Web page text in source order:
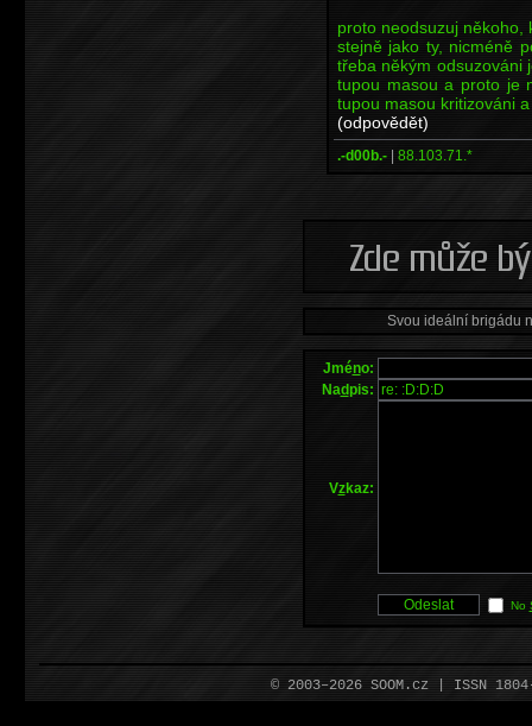
proto neodsuzuj někoho,
stejně jako ty, nicméně
třeba někým odsuzováni
tupou masou a proto je
tupou masou kritizováni
(odpovědět)
.-d00b.- | 88.103.71.*
Svou ideální brigádu
Jméno:
Nadpis:
Vzkaz:
No
© 2003–2026 SOOM.cz | ISSN